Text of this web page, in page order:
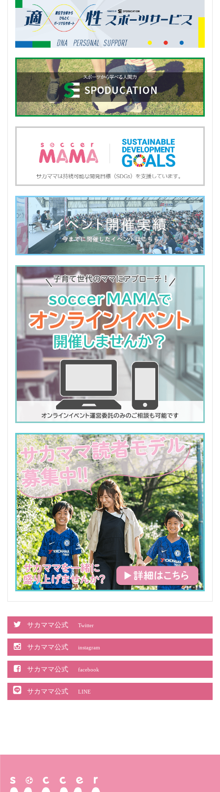
サカママ公式 Twitter
サカママ公式 instagram
サカママ公式 facebook
サカママ公式 LINE